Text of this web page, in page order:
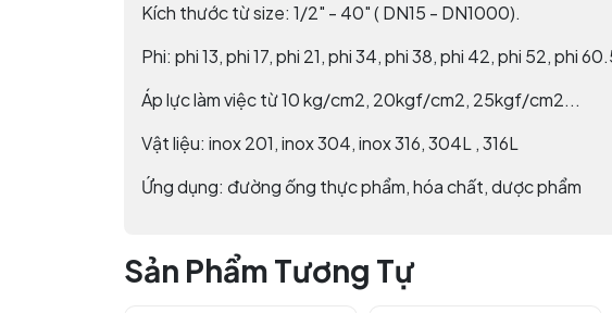
Kích thước từ size: 1/2" - 40" ( DN15 - DN1000).
Phi: phi 13, phi 17, phi 21, phi 34, phi 38, phi 42, phi 52, phi
Áp lực làm việc từ 10 kg/cm2, 20kgf/cm2, 25kgf/cm2...
Vật liệu: inox 201, inox 304, inox 316, 304L , 316L
Ứng dụng: đường ống thực phẩm, hóa chất, dược phẩm
Sản Phẩm Tương Tự